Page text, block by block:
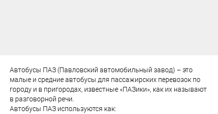
Автобусы ПАЗ (Павловский автомобильный завод) – это
малые и средние автобусы для пассажирских перевозок по
городу и в пригородах, известные «ПАЗики», как их называют
в разговорной речи.
Автобусы ПАЗ используются как: